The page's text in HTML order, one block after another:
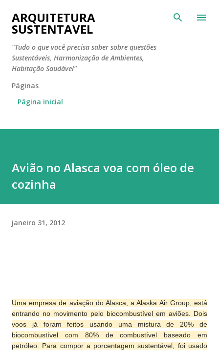
Pular para o conteúdo principal
ARQUITETURA
SUSTENTAVEL
"Tudo o que você precisa saber sobre questões
Sustentáveis, Harmonização de Ambientes,
Habitação Saudável"
Páginas
Página inicial
Avião no Alasca voa com óleo de
cozinha
janeiro 31, 2012
Uma empresa de aviação do Alasca, a Alaska Air Group, está
entrando no movimento pelo biocombustível em aviões. Dois
voos já foram feitos usando uma mistura de 20% de
biocombustível com 80% de combustível baseado em
petróleo. Para compor a porcentagem sustentável, foi usado